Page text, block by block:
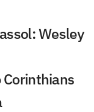
Wesley